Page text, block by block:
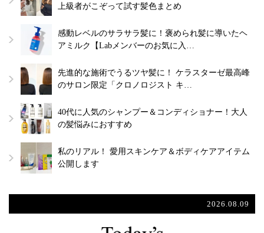
上級者がこぞって試す髪色まとめ
感動レベルのサラサラ髪に！褒められ髪に導いたヘ
アミルク【Labメンバーのお気に入…
先進的な施術でうるツヤ髪に！ ケラスターゼ最高峰
のサロン限定「クロノロジスト キ…
40代に人気のシャンプー＆コンディショナー！大人
の髪悩みにおすすめ
私のリアル！ 愛用スキンケア＆ボディケアアイテム
公開します
2026.08.09